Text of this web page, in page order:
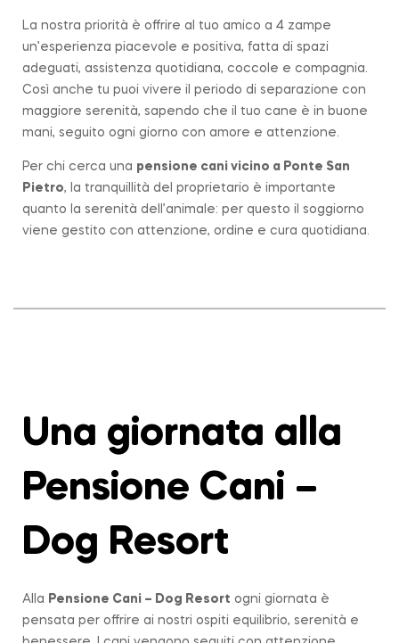
La nostra priorità è offrire al tuo amico a 4 zampe
un’esperienza piacevole e positiva, fatta di spazi
adeguati, assistenza quotidiana, coccole e compagnia.
Così anche tu puoi vivere il periodo di separazione con
maggiore serenità, sapendo che il tuo cane è in buone
mani, seguito ogni giorno con amore e attenzione.
Per chi cerca una pensione cani vicino a Ponte San
Pietro, la tranquillità del proprietario è importante
quanto la serenità dell’animale: per questo il soggiorno
viene gestito con attenzione, ordine e cura quotidiana.
Una giornata alla
Pensione Cani –
Dog Resort
Alla Pensione Cani – Dog Resort ogni giornata è
pensata per offrire ai nostri ospiti equilibrio, serenità e